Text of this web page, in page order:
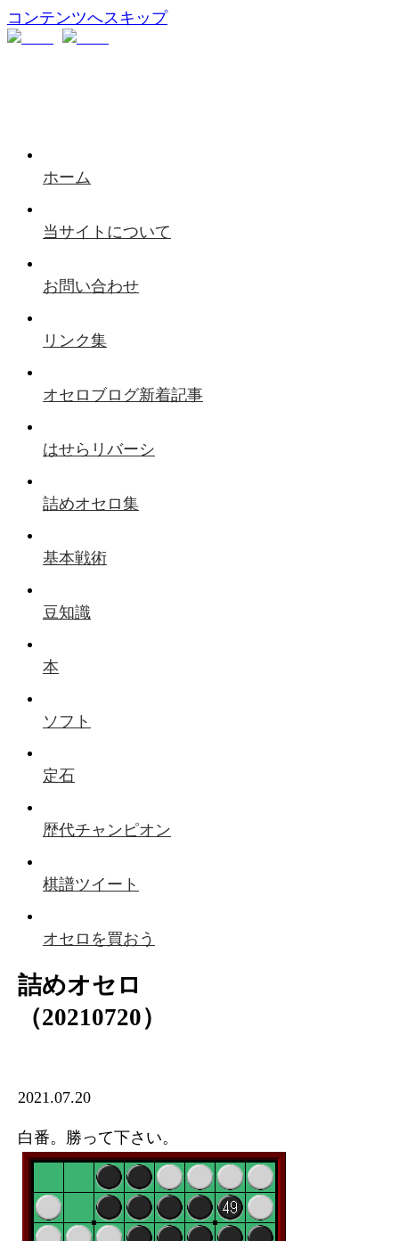
コンテンツへスキップ
ホーム
当サイトについて
お問い合わせ
リンク集
オセロブログ新着記事
はせらリバーシ
詰めオセロ集
基本戦術
豆知識
本
ソフト
定石
歴代チャンピオン
棋譜ツイート
オセロを買おう
詰めオセロ
（20210720）
2021.07.20
白番。勝って下さい。